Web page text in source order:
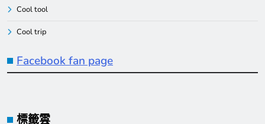
Cool tool
Cool trip
Facebook fan page
標籤雲